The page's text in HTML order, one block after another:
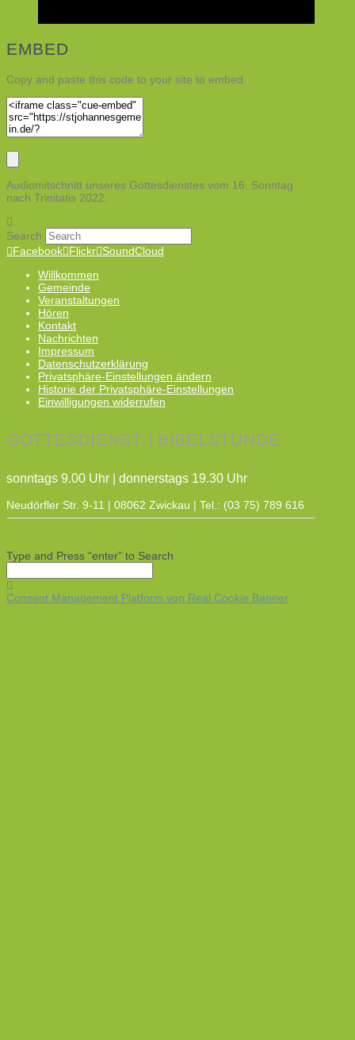
EMBED
Copy and paste this code to your site to embed.
Audiomitschnitt unseres Gottesdienstes vom 16. Sonntag
nach Trinitatis 2022.
Search
Facebook Flickr SoundCloud
Willkommen
Gemeinde
Veranstaltungen
Hören
Kontakt
Nachrichten
Impressum
Datenschutzerklärung
Privatsphäre-Einstellungen ändern
Historie der Privatsphäre-Einstellungen
Einwilligungen widerrufen
GOTTESDIENST | BIBELSTUNDE
sonntags 9.00 Uhr | donnerstags 19.30 Uhr
Neudörfler Str. 9-11 | 08062 Zwickau | Tel.: (03 75) 789 616
Type and Press “enter” to Search
Consent Management Platform von Real Cookie Banner